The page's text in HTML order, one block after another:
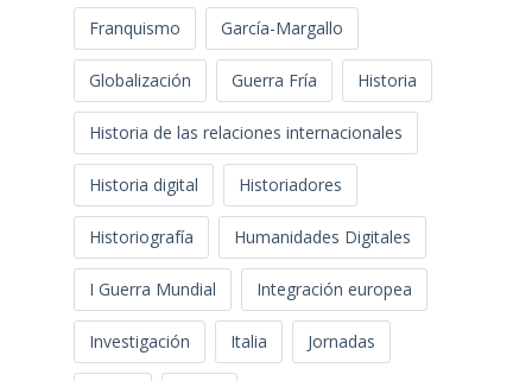
Franquismo García-Margallo
Globalización Guerra Fría Historia
Historia de las relaciones internacionales
Historia digital Historiadores
Historiografía Humanidades Digitales
I Guerra Mundial Integración europea
Investigación Italia Jornadas